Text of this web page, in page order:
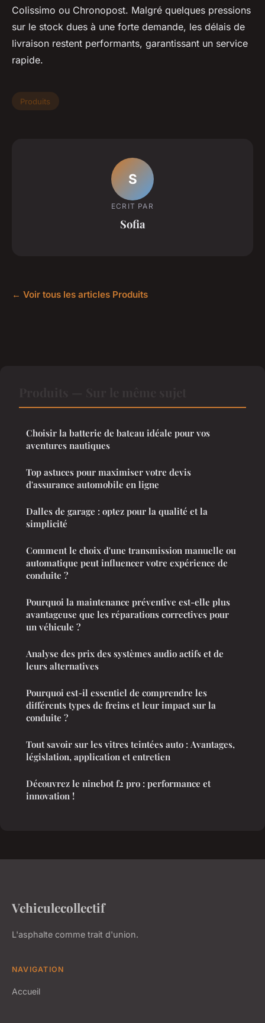
Colissimo ou Chronopost. Malgré quelques pressions
sur le stock dues à une forte demande, les délais de
livraison restent performants, garantissant un service
rapide.
Produits
S
ECRIT PAR
Sofia
← Voir tous les articles Produits
Choisir la batterie de bateau idéale pour vos
aventures nautiques
Top astuces pour maximiser votre devis
d'assurance automobile en ligne
Dalles de garage : optez pour la qualité et la
simplicité
Comment le choix d'une transmission manuelle ou
automatique peut influencer votre expérience de
conduite ?
Pourquoi la maintenance préventive est-elle plus
avantageuse que les réparations correctives pour
un véhicule ?
Analyse des prix des systèmes audio actifs et de
leurs alternatives
Pourquoi est-il essentiel de comprendre les
différents types de freins et leur impact sur la
conduite ?
Tout savoir sur les vitres teintées auto : Avantages,
législation, application et entretien
Découvrez le ninebot f2 pro : performance et
innovation !
Vehiculecollectif
L'asphalte comme trait d'union.
NAVIGATION
Accueil